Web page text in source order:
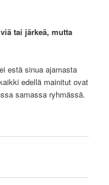
tai järkeä, mutta
estä sinua ajamasta
edellä mainitut ovat
samassa ryhmässä.